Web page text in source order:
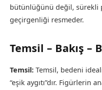
bütünlüğünü değil, sürekli
geçirgenliği resmeder.
Temsil – Bakış –
Temsil: Temsil, bedeni
“eşik aygıtı”dır. Figürlerin